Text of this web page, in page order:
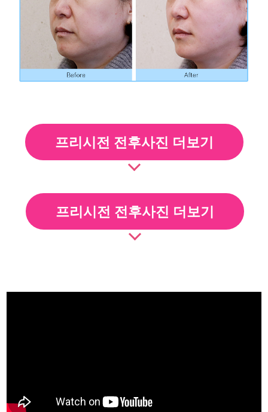
프리시전 전후사진 더보기
프리시전 전후사진 더보기